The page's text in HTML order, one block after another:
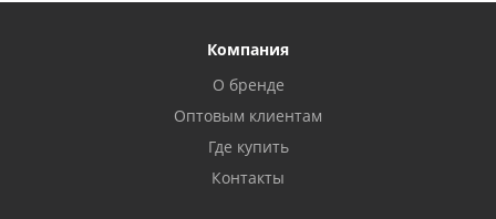
Компания
О бренде
Оптовым клиентам
Где купить
Контакты